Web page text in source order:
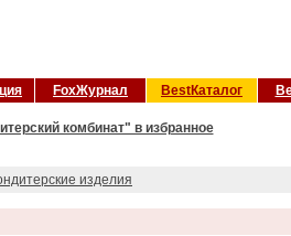
FoxЖурнал BestКаталог
комбинат" в избранное
изделия